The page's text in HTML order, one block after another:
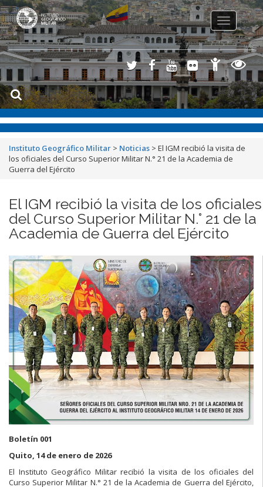
Toggle
navigation
Instituto Geográfico Militar > Noticias > El IGM recibió la visita de
los oficiales del Curso Superior Militar N.° 21 de la Academia de
Guerra del Ejército
El IGM recibió la visita de los oficiales
del Curso Superior Militar N.° 21 de la
Academia de Guerra del Ejército
Boletín 001
Quito, 14 de enero de 2026
El Instituto Geográfico Militar recibió la visita de los oficiales del
Curso Superior Militar N.° 21 de la Academia de Guerra del Ejército,